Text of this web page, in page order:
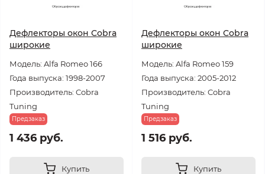
Дефлекторы окон Cobra
широкие
Модель: Alfa Romeo 166
Года выпуска: 1998-2007
Производитель: Cobra
Tuning
Предзаказ
1 436 руб.
Купить
Дефлекторы окон Cobra
широкие
Модель: Alfa Romeo 159
Года выпуска: 2005-2012
Производитель: Cobra
Tuning
Предзаказ
1 516 руб.
Купить